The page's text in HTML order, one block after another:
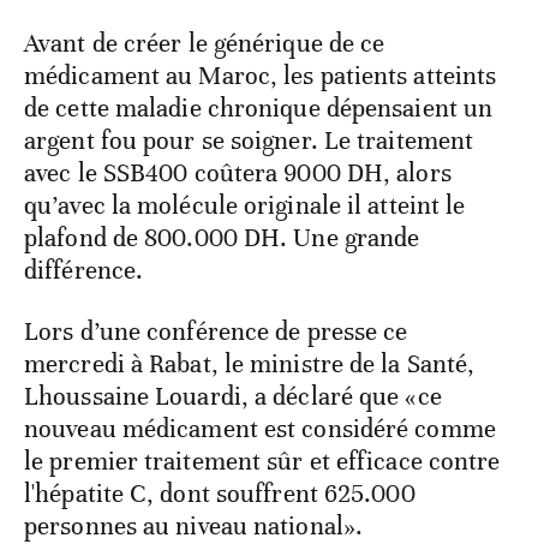
Avant de créer le générique de ce
médicament au Maroc, les patients atteints
de cette maladie chronique dépensaient un
argent fou pour se soigner. Le traitement
avec le SSB400 coûtera 9000 DH, alors
qu’avec la molécule originale il atteint le
plafond de 800.000 DH. Une grande
différence.
Lors d’une conférence de presse ce
mercredi à Rabat, le ministre de la Santé,
Lhoussaine Louardi, a déclaré que «ce
nouveau médicament est considéré comme
le premier traitement sûr et efficace contre
l'hépatite C, dont souffrent 625.000
personnes au niveau national».